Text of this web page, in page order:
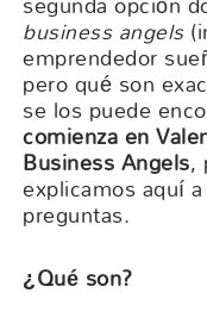
business angels
emprendedor
pero qué son
se los puede
comienza en
Business Angels,
explicamos aquí
preguntas.
¿Qué son?